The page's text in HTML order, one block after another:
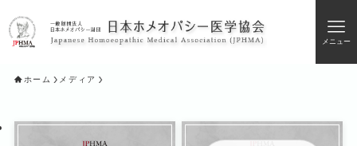
メニュー
ホーム メディア